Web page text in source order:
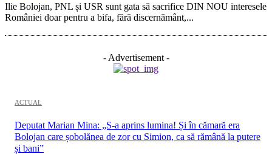
Ilie Bolojan, PNL și USR sunt gata să sacrifice DIN NOU interesele
României doar pentru a bifa, fără discernământ,...
- Advertisement -
ACTUAL
Deputat Marian Mina: „S-a aprins lumina! Și în cămară era
Bolojan care șobolănea de zor cu Simion, ca să rămână la putere
și bani”